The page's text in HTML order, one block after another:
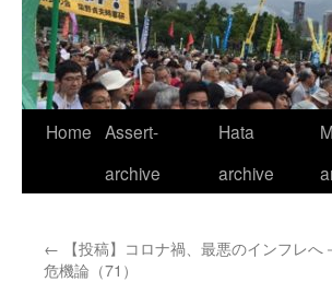
Home Assert-
archive
Hata
archive
← 【投稿】コロナ禍、最悪のインフレへ
危機論（71）